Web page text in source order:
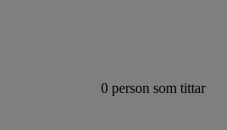
0 person som tittar